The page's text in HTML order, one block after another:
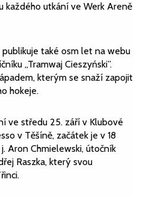
každého utkání ve Werk Areně
také osm let na webu
„Tramwaj Cieszyński”.
kterým se snaží zapojit
hokeje.
ve středu 25. září v Klubové
v Těšíně, začátek je v 18
Aron Chmielewski, útočník
Raszka, který svou